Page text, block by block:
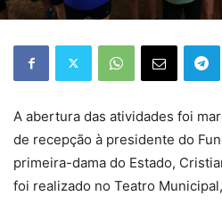
A abertura das atividades foi
de recepção à presidente do
primeira-dama do Estado,
foi realizado no Teatro